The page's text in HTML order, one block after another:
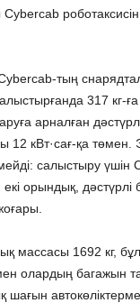
тың
317
арналған
кВт·сағ-қа төмен.
салыстыру
орындық, дәстүрлі
массасы 1692 кг,
олардың багажын
шағын